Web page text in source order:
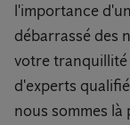
l'importance
débarrassé des
votre
d'experts
nous sommes